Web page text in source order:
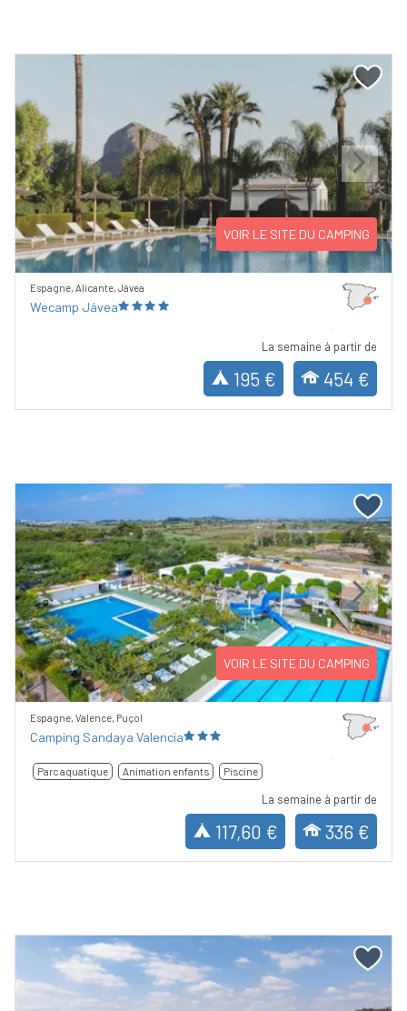
Previous Next
VOIR LE SITE DU CAMPING
Espagne, Alicante, Jávea
Wecamp Jávea
La semaine à partir de
195 € 454 €
Previous Next
VOIR LE SITE DU CAMPING
Espagne, Valence, Puçol
Camping Sandaya Valencia
Parc aquatique Animation enfants Piscine
La semaine à partir de
117,60 € 336 €